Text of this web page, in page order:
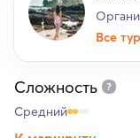
Все
Сложность
Средний